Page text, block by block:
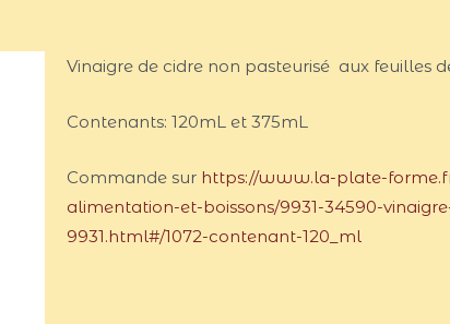
Vinaigre de cidre non pasteurisé aux feuilles
Contenants: 120mL et 375mL
Commande sur https://www.la-plate-
alimentation-et-boissons/9931-34590-
9931.html#/1072-contenant-120_ml